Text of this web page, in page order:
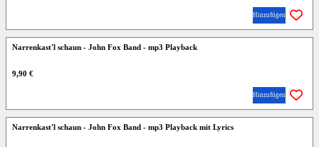
Hinzufügen
Narrenkast'l schaun - John Fox Band - mp3 Playback
9,90 €
Hinzufügen
Narrenkast'l schaun - John Fox Band - mp3 Playback mit Lyrics